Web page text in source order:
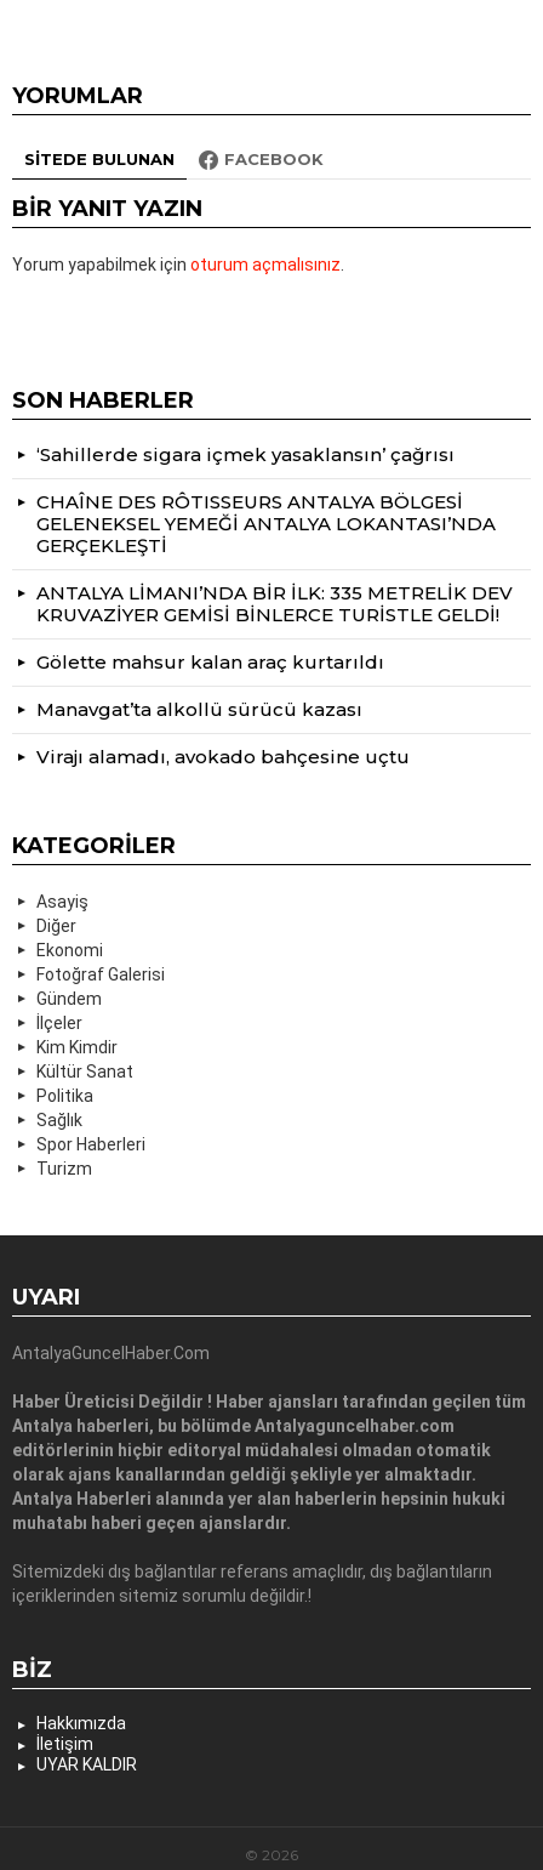
YORUMLAR
SITEDE BULUNAN FACEBOOK
BIR YANIT YAZIN
Yorum yapabilmek için oturum açmalısınız
SON HABERLER
‘Sahillerde sigara içmek yasaklansın’ çağrısı
CHAÎNE DES RÔTISSEURS ANTALYA BÖLGESİ
GELENEKSEL YEMEĞİ ANTALYA LOKANTASI’NDA
GERÇEKLEŞTİ
ANTALYA LİMANI’NDA BİR İLK: 335 METRELİK DEV
KRUVAZİYER GEMİSİ BİNLERCE TURİSTLE GELDİ!
Gölette mahsur kalan araç kurtarıldı
Manavgat’ta alkollü sürücü kazası
Virajı alamadı, avokado bahçesine uçtu
KATEGORILER
Asayiş
Diğer
Ekonomi
Fotoğraf Galerisi
Gündem
İlçeler
Kim Kimdir
Kültür Sanat
Politika
Sağlık
Spor Haberleri
Turizm
UYARI
AntalyaGuncelHaber.Com
Haber Üreticisi Değildir ! Haber ajansları tarafından geçilen tüm
Antalya haberleri, bu bölümde Antalyaguncelhaber.com
editörlerinin hiçbir editoryal müdahalesi olmadan otomatik
olarak ajans kanallarından geldiği şekliyle yer almaktadır.
Antalya Haberleri alanında yer alan haberlerin hepsinin hukuki
muhatabı haberi geçen ajanslardır.
Sitemizdeki dış bağlantılar referans amaçlıdır, dış bağlantıların
içeriklerinden sitemiz sorumlu değildir.!
BIZ
Hakkımızda
İletişim
UYAR KALDIR
© 2026